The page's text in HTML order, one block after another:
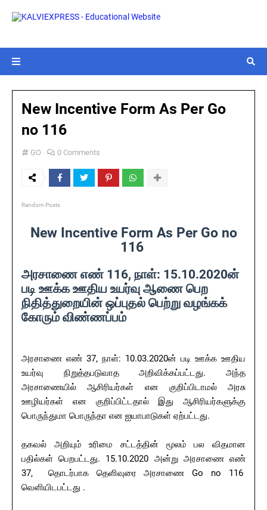
New Incentive Form As Per Go
no 116
GO 0 Comments
Random Posts
New Incentive Form As Per Go no
116
அரசாணை எண்116, நாள்: 15.10.2020ன்
படி ஊக்க ஊதிய உயர்வு ஆணை பெற
நிதித்துறையின் ஒப்புதல் பெற்று வழங்கக்
கோரும் விண்ணப்பம்
அரசாணை எண் 37, நாள்: 10.03.2020ன் படி ஊக்க ஊதிய
உயர்வு நிறுத்தபடுவாத அறிவிக்கப்பட்டது. அந்த
அரசாணையில் ஆசிரியர்கள் என குறிப்பிடாமல் அரசு
ஊழியர்கள் என குறிப்பிட்டதால் இது ஆசிரியர்களுக்கு
பொருந்துமா பொருந்தா என ஐயாபாடுகள் ஏற்பட்டது.
தகவல் அறியும் உரிமை சட்டத்தின் மூலம் பல விதமான
பதில்கள் பெறபட்டது. 15.10.2020 அன்று அரசாணை எண்
37, தொடர்பாக தெளிவுரை அரசாணை Go no 116
வெளியிடபட்டது .